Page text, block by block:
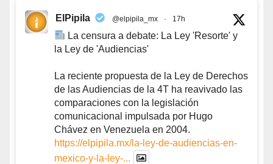
ElPipila @elpipila_mx · 17h
La censura a debate: La Ley 'Resorte' y
la Ley de 'Audiencias'
La reciente propuesta de la Ley de Derechos
de las Audiencias de la 4T ha reavivado las
comparaciones con la legislación
comunicacional impulsada por Hugo
Chávez en Venezuela en 2004.
https://elpipila.mx/la-ley-de-audiencias-en-
mexico-y-la-ley-...